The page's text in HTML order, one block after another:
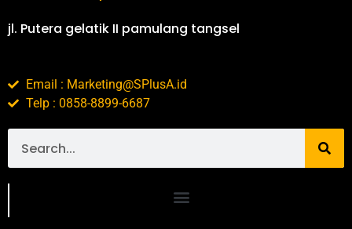
jl. Putera gelatik II pamulang tangsel
Email : Marketing@SPlusA.id
Telp : 0858-8899-6687